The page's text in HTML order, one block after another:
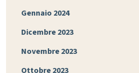
Gennaio 2024
Dicembre 2023
Novembre 2023
Ottobre 2023